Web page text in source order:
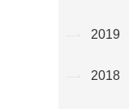
2019
2018